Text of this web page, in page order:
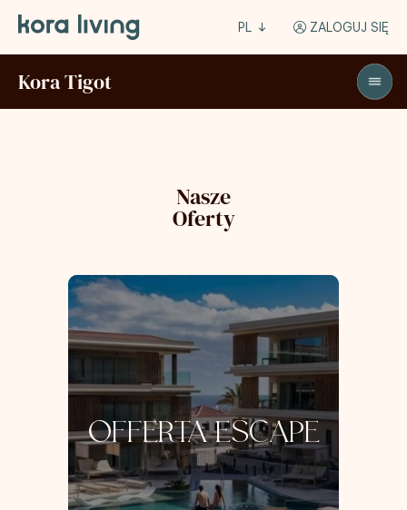
PL ZALOGUJ SIĘ
Kora Tigot
Nasze
Oferty
OFFERTA ESCAPE